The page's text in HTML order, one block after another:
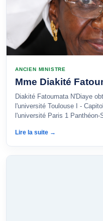
ANCIEN MINISTRE
Mme Diakité
Diakité Fatoumata N'Diaye
l'université Toulouse I -
l'université Paris 1 Panthéon-
Lire la suite →